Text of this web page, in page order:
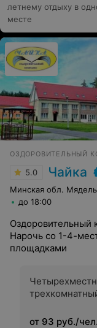
летнему отдыху в
месте
ОЗДОРОВИТЕЛЬНЫЙ
5.0 Чайка
Минская обл.
до 18:00
Оздоровительный
Нарочь со 1-4-
площадками
от 93 руб./